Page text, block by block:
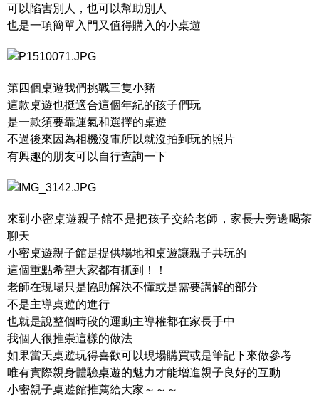
可以陷害別人，也可以幫助別人
也是一項簡單入門又值得購入的小桌遊
第四個桌遊我們挑戰三隻小豬
這款桌遊也挺適合這個年紀的孩子們玩
是一款須要靠運氣和選擇的桌遊
不過後來因為相機沒電所以就沒拍到玩的照片
有興趣的朋友可以自行查詢一下
來到小密桌遊親子館不是把孩子交給老師，家長去旁邊喝茶
聊天
小密桌遊親子館是提供場地和桌遊讓親子共玩的
這個重點希望大家都有抓到！！
老師在現場只是協助解決不懂或是需要講解的部分
不是主導桌遊的進行
也就是說整個時段的運動主導權都在家長手中
我個人很推崇這樣的做法
如果當天桌遊玩得喜歡可以現場購買或是筆記下來做參考
唯有實際親身體驗桌遊的魅力才能增進親子良好的互動
小密親子桌遊館推薦給大家～～～